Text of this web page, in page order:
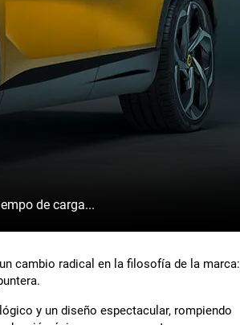
tiempo de carga...
cambio radical en la filosofía de la marca:
y un diseño espectacular, rompiendo